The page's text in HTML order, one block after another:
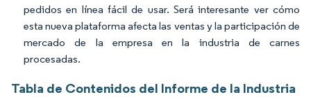
pedidos en línea fácil de usar. Será interesante ver cómo
esta nueva plataforma afecta las ventas y la participación de
mercado de la empresa en la industria de carnes
procesadas.
Tabla de Contenidos del Informe de la Industria